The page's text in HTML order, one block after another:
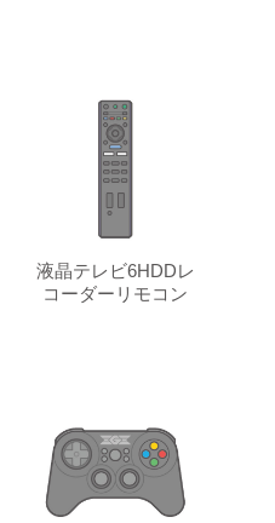
液晶テレビ6HDDレ
コーダーリモコン